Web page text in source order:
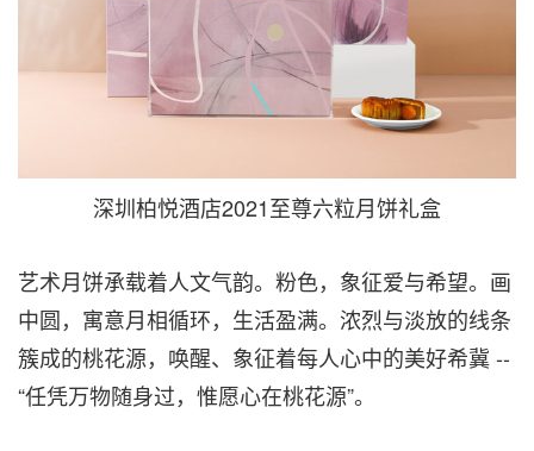
深圳柏悦酒店2021至尊六粒月饼礼盒
艺术月饼承载着人文气韵。粉色，象征爱与希望。画
中圆，寓意月相循环，生活盈满。浓烈与淡放的线条
簇成的桃花源，唤醒、象征着每人心中的美好希冀--
“任凭万物随身过，惟愿心在桃花源”。